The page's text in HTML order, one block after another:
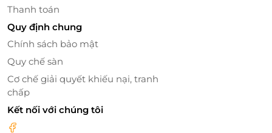
Thanh toán
Quy định chung
Chính sách bảo mật
Quy chế sàn
Cơ chế giải quyết khiếu nại, tranh
chấp
Kết nối với chúng tôi